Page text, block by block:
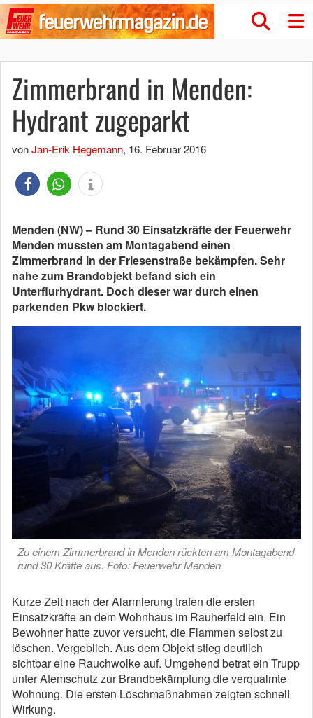
Zimmerbrand in Menden:
Hydrant zugeparkt
vonJan-Erik Hegemann, 16. Februar 2016
Menden (NW) – Rund 30 Einsatzkräfte der Feuerwehr
Menden mussten am Montagabend einen
Zimmerbrand in der Friesenstraße bekämpfen. Sehr
nahe zum Brandobjekt befand sich ein
Unterflurhydrant. Doch dieser war durch einen
parkenden Pkw blockiert.
Zu einem Zimmerbrand in Menden rückten am Montagabend
rund 30 Kräfte aus. Foto: Feuerwehr Menden
Kurze Zeit nach der Alarmierung trafen die ersten
Einsatzkräfte an dem Wohnhaus im Rauherfeld ein. Ein
Bewohner hatte zuvor versucht, die Flammen selbst zu
löschen. Vergeblich. Aus dem Objekt stieg deutlich
sichtbar eine Rauchwolke auf. Umgehend betrat ein Trupp
unter Atemschutz zur Brandbekämpfung die verqualmte
Wohnung. Die ersten Löschmaßnahmen zeigten schnell
Wirkung.